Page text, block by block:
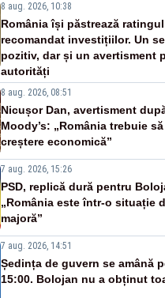
8 aug. 2026, 10:38
România își păstrează ratingul
recomandat investițiilor. Un
pozitiv, dar și un avertisment
autorități
8 aug. 2026, 08:51
Nicușor Dan, avertisment
Moody’s: „România trebuie
creștere economică”
7 aug. 2026, 15:26
PSD, replică dură pentru
„România este într-o situație
majoră”
7 aug. 2026, 14:51
Ședința de guvern se amână
15:00. Bolojan nu a obținut